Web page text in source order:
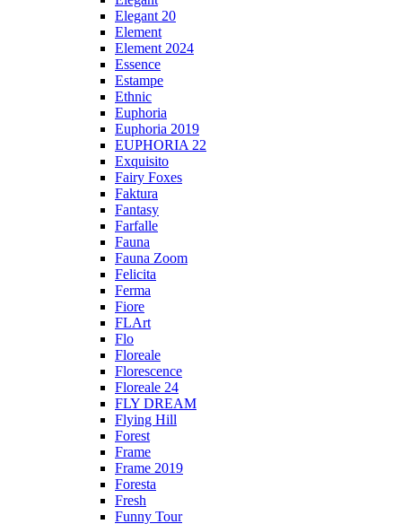
Elegant 20
Element
Element 2024
Essence
Estampe
Ethnic
Euphoria
Euphoria 2019
EUPHORIA 22
Exquisito
Fairy Foxes
Faktura
Fantasy
Farfalle
Fauna
Fauna Zoom
Felicita
Ferma
Fiore
FLArt
Flo
Floreale
Florescence
Floreale 24
FLY DREAM
Flying Hill
Forest
Frame
Frame 2019
Foresta
Fresh
Funny Tour